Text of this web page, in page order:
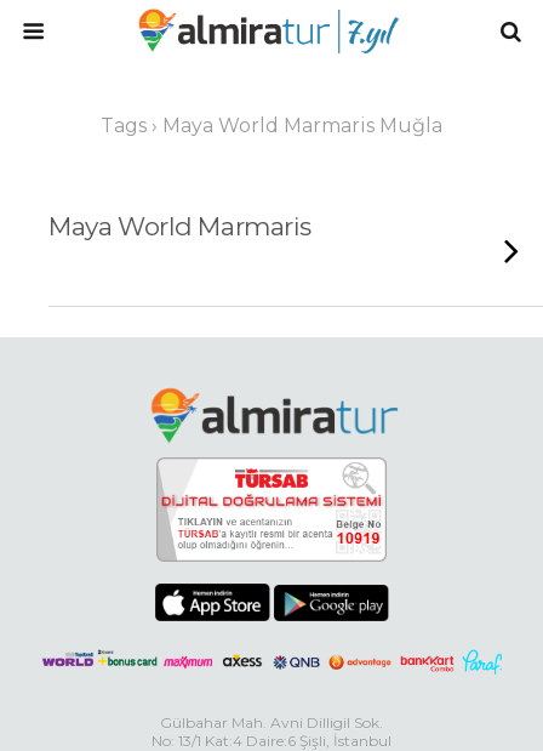
Tags › Maya World Marmaris Muğla
Maya World Marmaris
Gülbahar Mah. Avni Dilligil Sok.
No: 13/1 Kat:4 Daire:6 Şişli, İstanbul